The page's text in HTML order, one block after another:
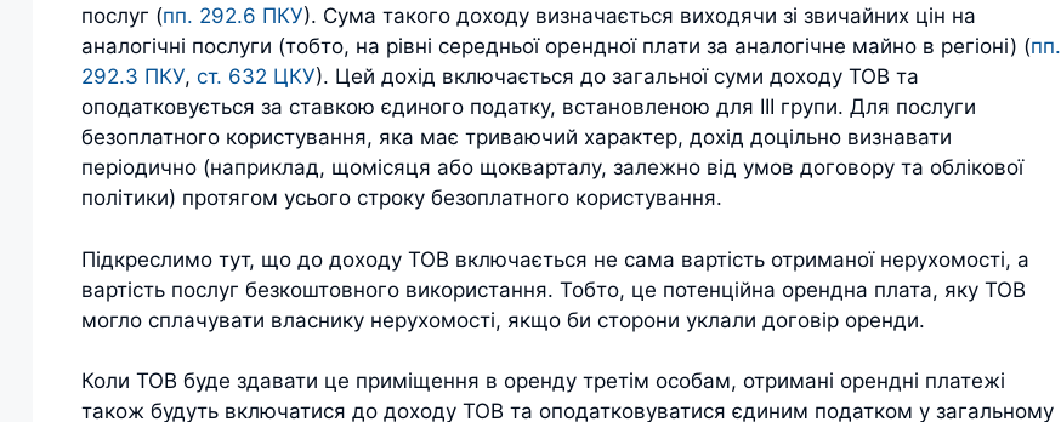
послуг (пп. 292.6 ПКУ). Сума такого доходу визначається виходячи зі звичайних цін на
аналогічні послуги (тобто, на рівні середньої орендної плати за аналогічне майно в регіоні) (пп.
292.3 ПКУ, ст. 632 ЦКУ). Цей дохід включається до загальної суми доходу ТОВ та
оподатковується за ставкою єдиного податку, встановленою для ІІІ групи. Для послуги
безоплатного користування, яка має триваючий характер, дохід доцільно визнавати
періодично (наприклад, щомісяця або щокварталу, залежно від умов договору та облікової
політики) протягом усього строку безоплатного користування.
Підкреслимо тут, що до доходу ТОВ включається не сама вартість отриманої нерухомості, а
вартість послуг безкоштовного використання. Тобто, це потенційна орендна плата, яку ТОВ
могло сплачувати власнику нерухомості, якщо би сторони уклали договір оренди.
Коли ТОВ буде здавати це приміщення в оренду третім особам, отримані орендні платежі
також будуть включатися до доходу ТОВ та оподатковуватися єдиним податком у загальному